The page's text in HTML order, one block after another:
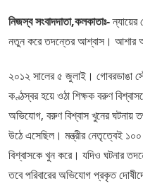
নিজস্ব সংবাদদাতা,কলকাতাঃ-
নতুন করে তদন্তের আশ্বাস। আশার
২০১২ সালের ৫ জুলাই। গোবরডাঙা
কণ্ঠস্বর হয়ে ওঠা শিক্ষক বরুণ
অভিযোগ, বরুণ বিশ্বাস খুনের ঘটনায়
উঠে এসেছিল। মন্ত্রীর নেতৃত্বেই
বিশ্বাসকে খুন করে। যদিও ঘটনার
তবে পরিবারের অভিযোগ প্রকৃত